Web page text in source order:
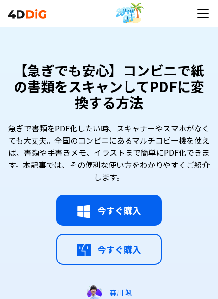
【急ぎでも安心】コンビニで紙
の書類をスキャンしてPDFに変
換する方法
急ぎで書類をPDF化したい時、スキャナーやスマホがなく
ても大丈夫。全国のコンビニにあるマルチコピー機を使え
ば、書類や手書きメモ、イラストまで簡単にPDF化できま
す。本記事では、その便利な使い方をわかりやすくご紹介
します。
今すぐ購入
今すぐ購入
森川 颯